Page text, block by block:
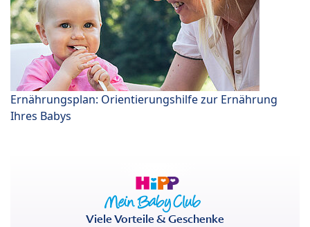
Ernährungsplan: Orientierungshilfe zur Ernährung
Ihres Babys
Viele Vorteile & Geschenke